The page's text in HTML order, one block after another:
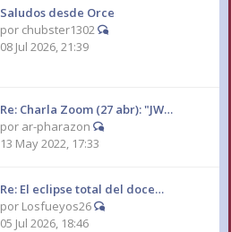
Saludos desde Orce
por chubster1302
08 Jul 2026, 21:39
Re: Charla Zoom (27 abr): "JW…
por ar-pharazon
13 May 2022, 17:33
Re: El eclipse total del doce…
por Losfueyos26
05 Jul 2026, 18:46